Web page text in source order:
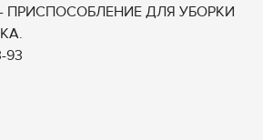
ПРИСПОСОБЛЕНИЕ ДЛЯ УБОРКИ
93